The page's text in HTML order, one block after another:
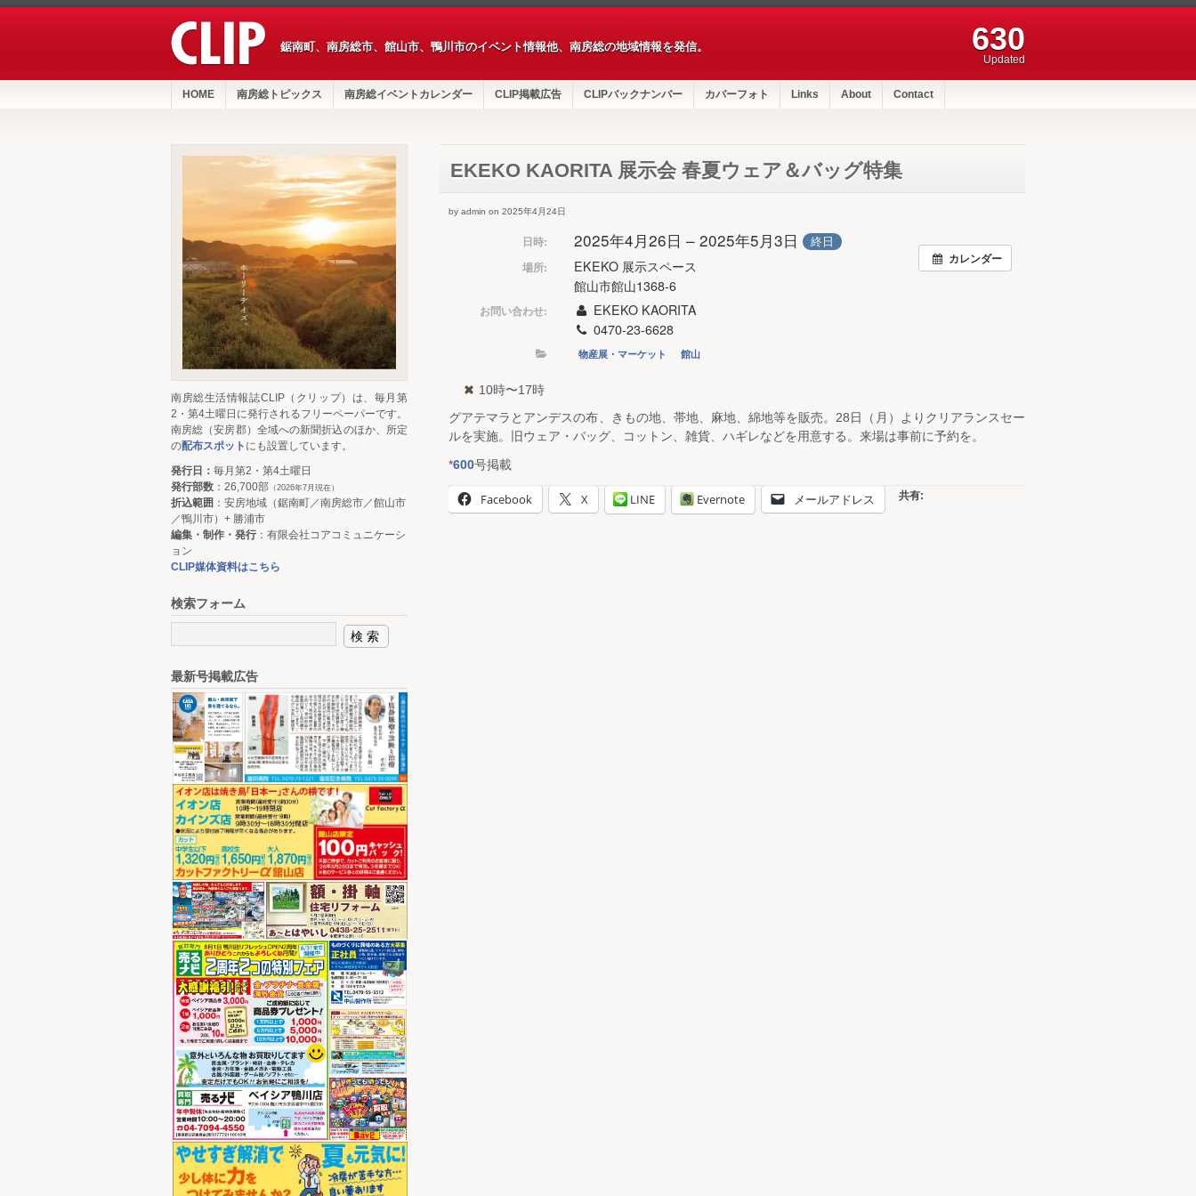
鋸南町、南房総市、館山市、鴨川市のイベント情報他、南房総の地域情報を発信。 630
Updated
HOME 南房総トピックス 南房総イベントカレンダー CLIP掲載広告 CLIPバックナンバー カバーフォト Links About Contact
EKEKO KAORITA 展示会 春夏ウェア＆バッグ特集
by admin on 2025年4月24日
カレンダー
日時: 2025年4月26日 – 2025年5月3日 終日
場所:
EKEKO 展示スペース
館山市館山1368-6
お問い合わせ:
EKEKO KAORITA
0470-23-6628
物産展・マーケット 館山
10時〜17時
グアテマラとアンデスの布、きもの地、帯地、麻地、綿地等を販売。28日（月）よりクリアランスセー
ルを実施。旧ウェア・バッグ、コットン、雑貨、ハギレなどを用意する。来場は事前に予約を。
*600号掲載
共有:
Facebook X LINE Evernote メールアドレス
南房総生活情報誌CLIP（クリップ）は、毎月第
2・第4土曜日に発行されるフリーペーパーです。
南房総（安房郡）全域への新聞折込のほか、所定
の配布スポット にも設置しています。
発行日： 毎月第2・第4土曜日
発行部数 ：26,700部 （2026年7月現在）
折込範囲 ：安房地域（鋸南町／南房総市／館山市
／鴨川市）+ 勝浦市
編集・制作・発行：有限会社コアコミュニケーシ
ョン
CLIP媒体資料はこちら
検索フォーム
最新号掲載広告